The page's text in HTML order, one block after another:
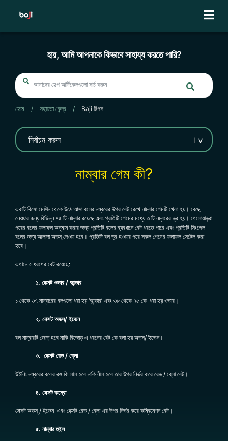
হায়, আমি আপনাকে কিভাবে সাহায্য করতে পারি?
হোম / সহায়তা কেন্দ্র / Baji টিপস
নাম্বার গেম কী?
একটি বিঙ্গো মেশিন থেকে উঠে আসা বলের নম্বরের উপর বেট রেখে নাম্বার গেমটি খেলা হয়। বেছে
নেওয়ার জন্য বিভিন্ন ৭৫ টি নাম্বার রয়েছে এবং প্রতিটি গেমের মধ্যে ৩ টি নম্বরের ড্র হয়। খেলোয়াড়রা
পরের বলের ফলাফল অনুমান করার জন্য প্রতিটি বলের ব্যবধানে বেট ধরতে পারে এবং প্রতিটি সিংগেল
বলের জন্য আলাদা অডস্‌ দেওয়া হবে। প্রতিটি বল ড্র হওয়ার পরে সকল গেমের ফলাফল সেটেল করা
হবে।
এখানে ৫ ধরণের বেট রয়েছে:
১. নেক্সট ওভার / আন্ডার
১ থেকে ৩৭ নাম্বারের বলগুলো ধরা হয় ‘আন্ডার’ এবং ৩৮ থেকে ৭৫ কে ধরা হয় ওভার।
২. নেক্সট অডস্‌/ ইভেন
বল নাম্বারটি জোড় হবে নাকি বিজোড় এ ধরনের বেট কে বলা হয় অডস্‌/ ইভেন।
৩. নেক্সট রেড / ব্লো
উইনিং নম্বরের বলের রঙ কি লাল হবে নাকি নীল হবে তার উপর নির্ভর করে রেড / ব্লো বেট।
৪. নেক্সট কম্বো
নেক্সট অডস্‌ / ইভেন এবং নেক্সট রেড / ব্লো এর উপর নির্ভর করে কম্বিনেশন বেট।
৫. নাম্বার হুইল